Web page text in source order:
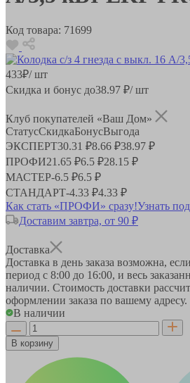
Код товара: 71699
433₽/ шт
Скидка и бонус до38.97 ₽/ шт
Клуб покупателей «Ваш Дом»
СтатусСкидкаБонусВыгода
ЭКСПЕРТ30.31 ₽8.66 ₽38.97 ₽
ПРОФИ21.65 ₽6.5 ₽28.15 ₽
МАСТЕР-6.5 ₽6.5 ₽
СТАНДАРТ-4.33 ₽4.33 ₽
Как стать «ПРОФИ» сразу!Узнать
Доставим завтра, от 90 ₽
Доставка
Доставка в день заказа возможна,
период с 8:00 до 16:00, и весь
наличии. Стоимость доставки
оформлении заказа по вашему адресу.
В наличии
В корзину